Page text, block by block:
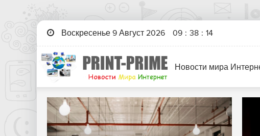
Воскресенье 9 Август 2026 09 : 38 : 15
Новости мира
Китайские производители